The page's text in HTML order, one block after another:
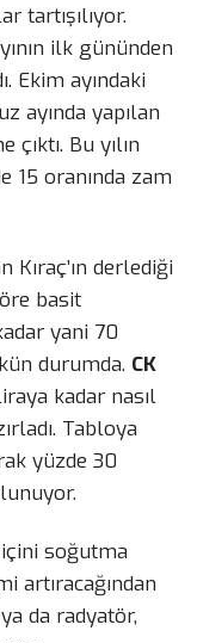
tartışılıyor.
ilk gününden
Ekim ayındaki
ayında yapılan
Bu yılın
15 oranında zam
derlediği
basit
yani 70
durumda. CK
kadar nasıl
Tabloya
yüzde 30
içini soğutma
artıracağından
da radyatör,